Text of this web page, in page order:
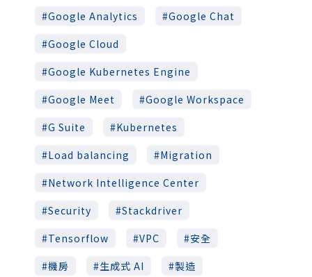
Google Analytics
Google Chat
Google Cloud
Google Kubernetes Engine
Google Meet
Google Workspace
G Suite
Kubernetes
Load balancing
Migration
Network Intelligence Center
Security
Stackdriver
Tensorflow
VPC
安全
機房
生成式 AI
製造